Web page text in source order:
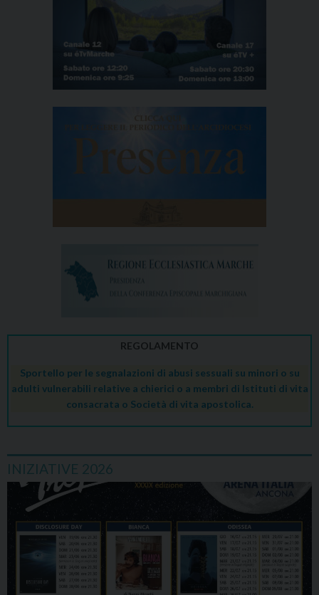
REGOLAMENTO
Sportello per le segnalazioni di abusi sessuali su minori o su
adulti vulnerabili relative a chierici o a membri di Istituti di vita
consacrata o Società di vita apostolica.
INIZIATIVE 2026